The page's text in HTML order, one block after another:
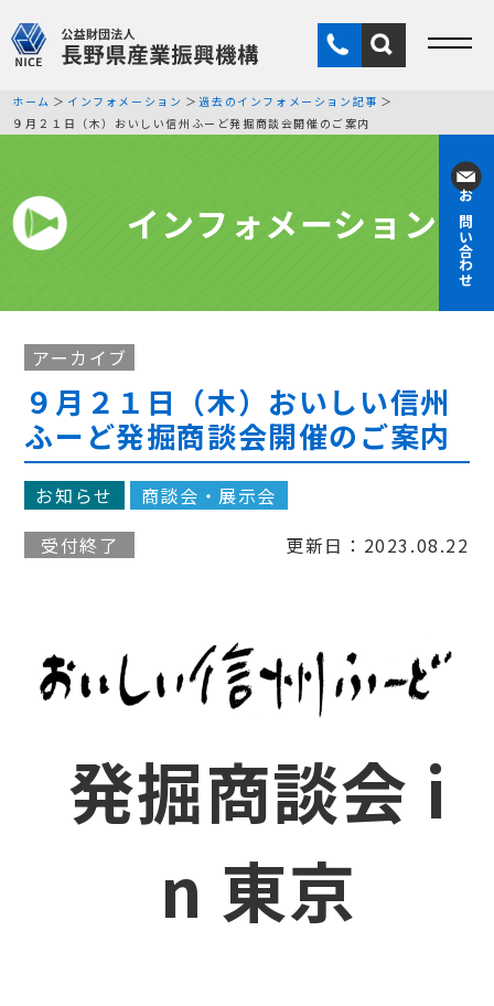
お問い合わせ
ホーム インフォメーション
過去のインフォメーション記事
９月２１日（木）おいしい信州ふーど発掘商談会開催のご案内
インフォメーション
アーカイブ
９月２１日（木）おいしい信州
ふーど発掘商談会開催のご案内
お知らせ
商談会・展示会
受付終了
更新日：2023.08.22
発掘商談会 i
n 東京